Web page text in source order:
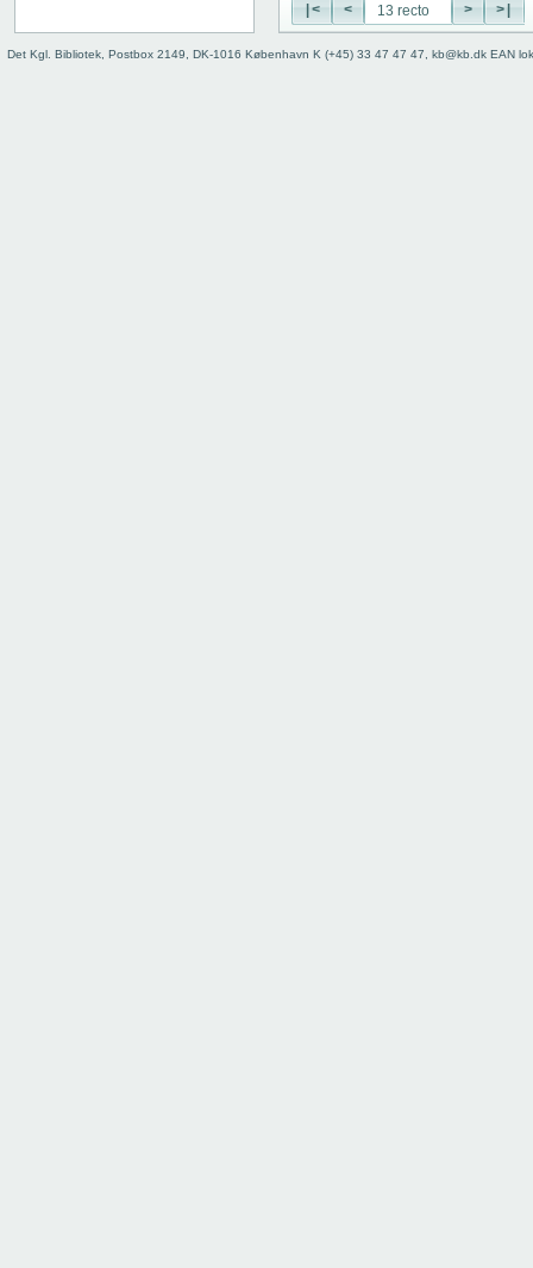
|< < > >|
Det Kgl. Bibliotek, Postbox 2149, DK-1016 København K (+45) 33 47 47 47, kb@kb.dk EAN